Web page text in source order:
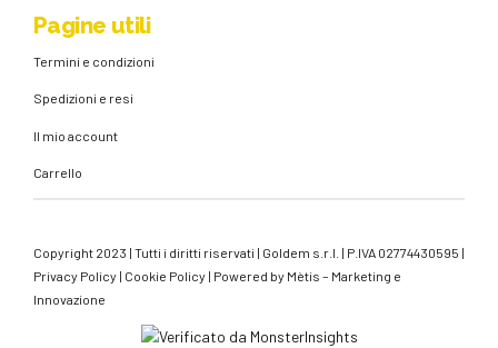
Pagine utili
Termini e condizioni
Spedizioni e resi
Il mio account
Carrello
Copyright 2023 | Tutti i diritti riservati | Goldem s.r.l. | P.IVA 02774430595 |
Privacy Policy | Cookie Policy | Powered by Mètis – Marketing e
Innovazione